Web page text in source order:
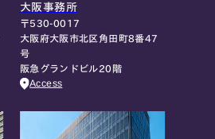
大阪事務所
〒530-0017
大阪府大阪市北区角田町8番47
号
阪急グランドビル20階
Access